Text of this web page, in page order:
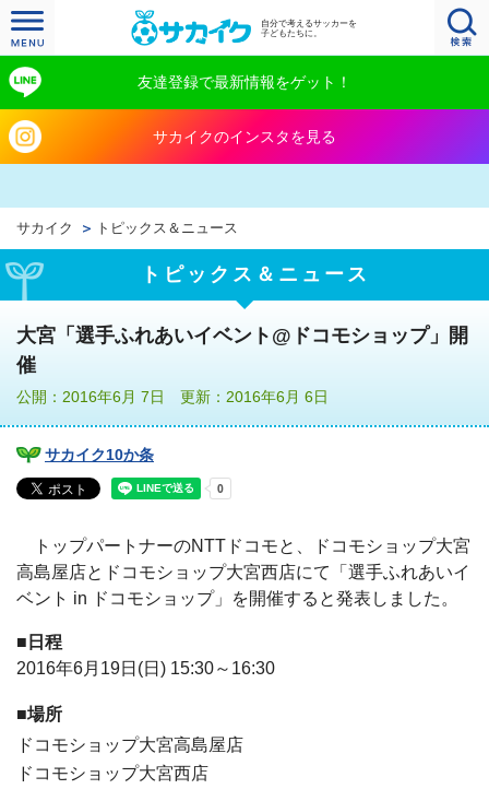
自分で考えるサッカーを
子どもたちに。
友達登録で最新情報をゲット！
サカイクのインスタを見る
サカイク トピックス＆ニュース
トピックス＆ニュース
大宮「選手ふれあいイベント@ドコモショップ」開
催
公開：2016年6月 7日 更新：2016年6月 6日
サカイク10か条
トップパートナーのNTTドコモと、ドコモショップ大宮
高島屋店とドコモショップ大宮西店にて「選手ふれあいイ
ベント in ドコモショップ」を開催すると発表しました。
■日程
2016年6月19日(日) 15:30～16:30
■場所
ドコモショップ大宮高島屋店
ドコモショップ大宮西店